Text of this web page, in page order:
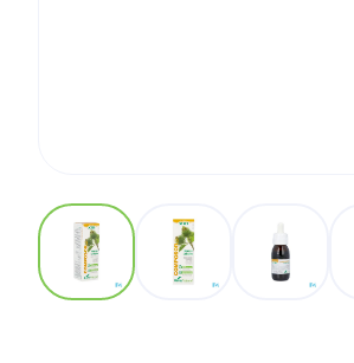
View larger imageView larger image
View